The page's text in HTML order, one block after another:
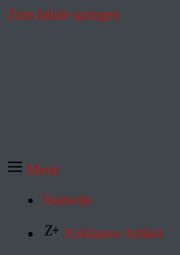
Zum Inhalt springen
Menü
Startseite
Exklusive Artikel